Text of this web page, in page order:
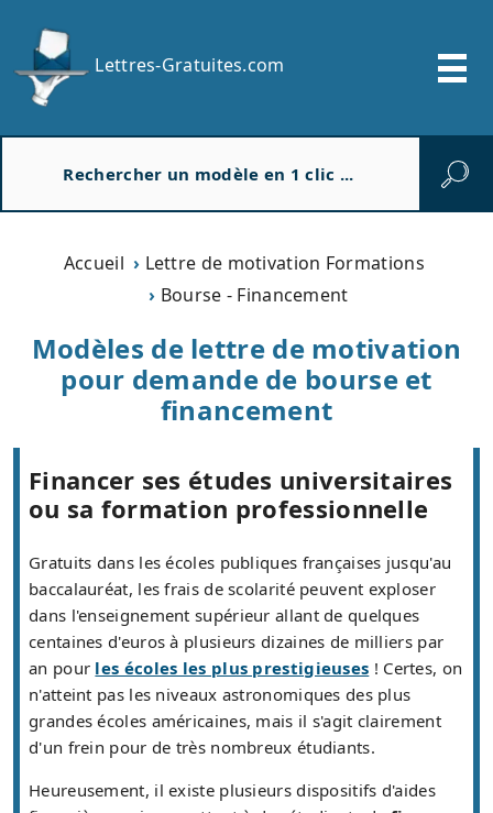
Lettres-Gratuites.com
Accueil
Lettre de motivation Formations
Bourse - Financement
Modèles de lettre de motivation
pour demande de bourse et
financement
Financer ses études universitaires
ou sa formation professionnelle
Gratuits dans les écoles publiques françaises jusqu'au
baccalauréat, les frais de scolarité peuvent exploser
dans l'enseignement supérieur allant de quelques
centaines d'euros à plusieurs dizaines de milliers par
an pour les écoles les plus prestigieuses ! Certes, on
n'atteint pas les niveaux astronomiques des plus
grandes écoles américaines, mais il s'agit clairement
d'un frein pour de très nombreux étudiants.
Heureusement, il existe plusieurs dispositifs d'aides